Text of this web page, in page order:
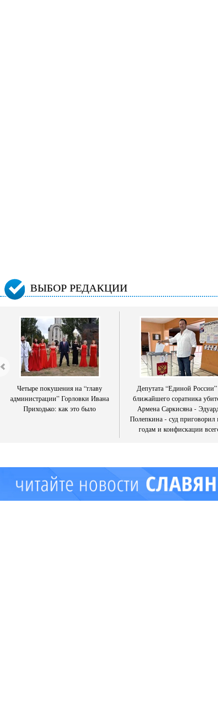
ВЫБОР РЕДАКЦИИ
Четыре покушения на “главу
администрации” Горловки Ивана
Приходько: как это было
Депутата “Единой
ближайшего соратника
Армена Саркисяна -
Полепкина - суд приговорил
годам и конфискации